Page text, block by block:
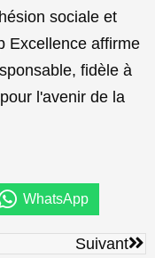
sociale et
Excellence affirme
fidèle à
l'avenir de la
WhatsApp
Suivant